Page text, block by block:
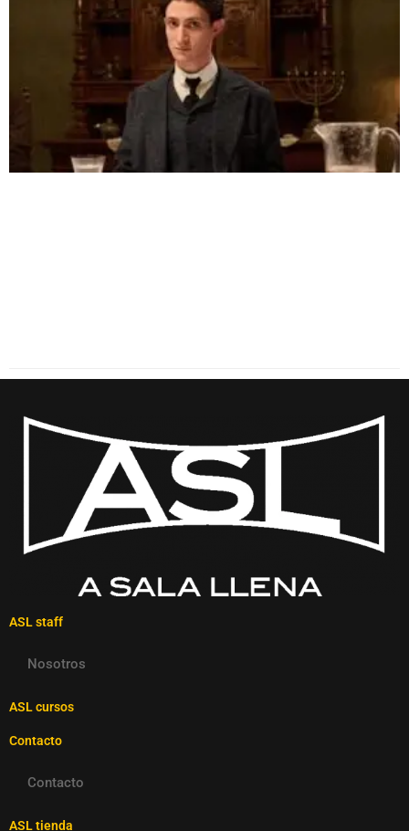
ASL staff
Nosotros
ASL cursos
Contacto
Contacto
ASL tienda